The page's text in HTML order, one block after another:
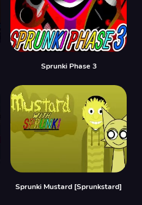
Sprunki Phase 3
Sprunki Mustard [Sprunkstard]